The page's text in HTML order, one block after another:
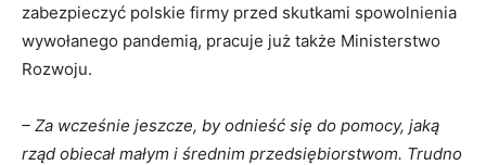
zabezpieczyć polskie firmy przed skutkami spowolnienia
wywołanego pandemią, pracuje już także Ministerstwo
Rozwoju.
– Za wcześnie jeszcze, by odnieść się do pomocy, jaką
rząd obiecał małym i średnim przedsiębiorstwom. Trudno